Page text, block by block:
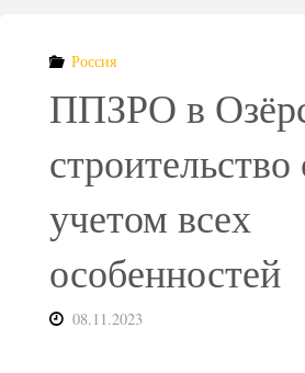
Россия
ППЗРО в
строительство
учетом всех
особенностей
08.11.2023